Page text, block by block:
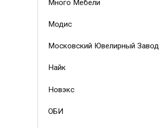
Много Мебели
Модис
Московский Ювелирный Завод
Найк
Новэкс
ОБИ